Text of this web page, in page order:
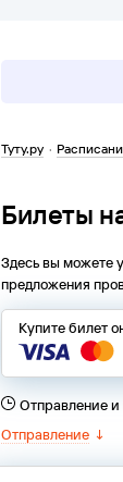
Туту.ру ·
Билеты
Здесь вы можете
предложения
Купите билет
Отправление
Отправление ↓